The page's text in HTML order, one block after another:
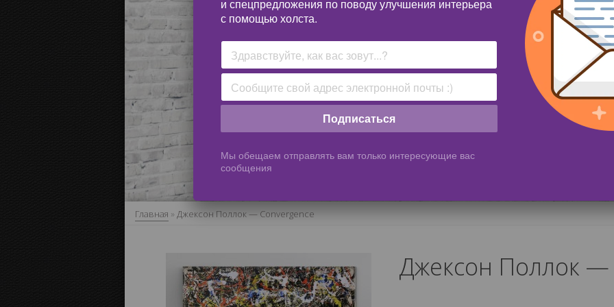
Главная » Джексон Поллок — Convergence
Джексон Поллок —
и спецпредложения по поводу улучшения интерьера
с помощью холста.
Подписаться
Мы обещаем отправлять вам только интересующие вас
сообщения